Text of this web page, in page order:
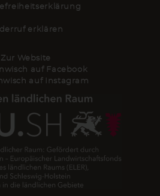
erklären
Zur Website
auf Facebook
auf Instagram